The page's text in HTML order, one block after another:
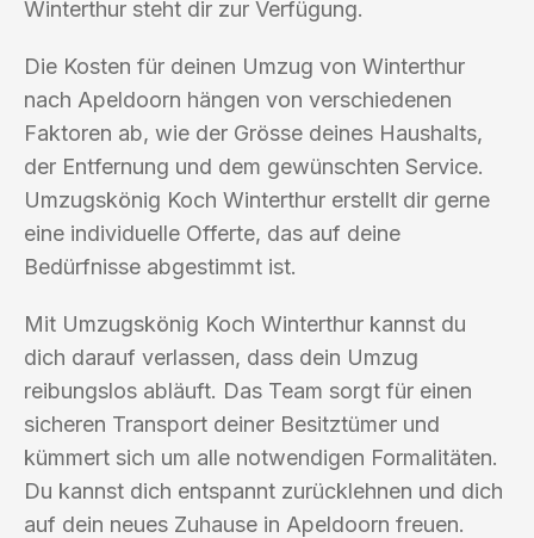
Winterthur steht dir zur Verfügung.
Die Kosten für deinen Umzug von Winterthur
nach Apeldoorn hängen von verschiedenen
Faktoren ab, wie der Grösse deines Haushalts,
der Entfernung und dem gewünschten Service.
Umzugskönig Koch Winterthur erstellt dir gerne
eine individuelle Offerte, das auf deine
Bedürfnisse abgestimmt ist.
Mit Umzugskönig Koch Winterthur kannst du
dich darauf verlassen, dass dein Umzug
reibungslos abläuft. Das Team sorgt für einen
sicheren Transport deiner Besitztümer und
kümmert sich um alle notwendigen Formalitäten.
Du kannst dich entspannt zurücklehnen und dich
auf dein neues Zuhause in Apeldoorn freuen.